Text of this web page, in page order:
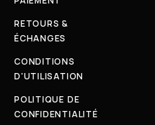
RETOURS &
ÉCHANGES
CONDITIONS
D'UTILISATION
POLITIQUE DE
CONFIDENTIALITÉ